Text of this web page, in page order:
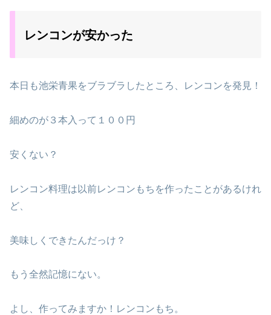
レンコンが安かった
本日も池栄青果をブラブラしたところ、レンコンを発見！
細めのが３本入って１００円
安くない？
レンコン料理は以前レンコンもちを作ったことがあるけれ
ど、
美味しくできたんだっけ？
もう全然記憶にない。
よし、作ってみますか！レンコンもち。